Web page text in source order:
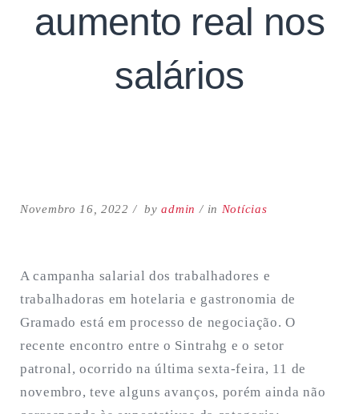
aumento real nos
salários
Novembro 16, 2022 byadmin in Notícias
A campanha salarial dos trabalhadores e
trabalhadoras em hotelaria e gastronomia de
Gramado está em processo de negociação. O
recente encontro entre o Sintrahg e o setor
patronal, ocorrido na última sexta-feira, 11 de
novembro, teve alguns avanços, porém ainda não